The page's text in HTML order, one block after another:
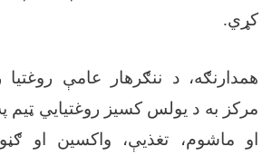
کړي.
همدارنګه، د ننګرهار عامې
مرکز به د يولس کسيز روغتيايي ټيم
او ماشوم، تغذیې، واکسين او